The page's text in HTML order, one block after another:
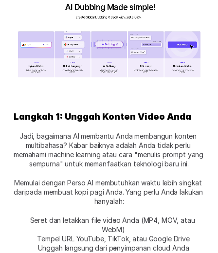
Langkah 1: Unggah Konten Video Anda
Jadi, bagaimana AI membantu Anda membangun konten
multibahasa? Kabar baiknya adalah Anda tidak perlu
memahami machine learning atau cara "menulis prompt yang
sempurna" untuk memanfaatkan teknologi baru ini.
Memulai dengan Perso AI membutuhkan waktu lebih singkat
daripada membuat kopi pagi Anda. Yang perlu Anda lakukan
hanyalah:
Seret dan letakkan file video Anda (MP4, MOV, atau
WebM)
Tempel URL YouTube, TikTok, atau Google Drive
Unggah langsung dari penyimpanan cloud Anda